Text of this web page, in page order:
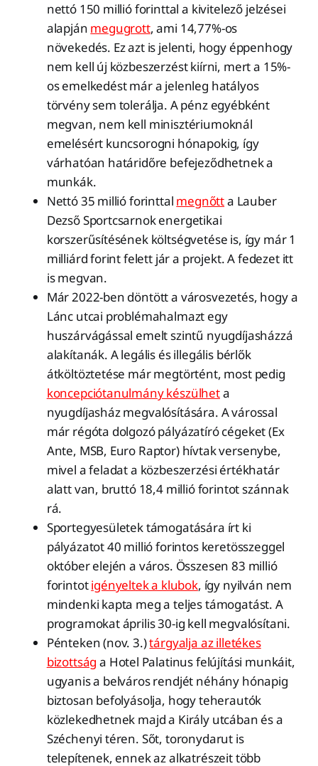
nettó 150 millió forinttal a kivitelező jelzései
alapján megugrott, ami 14,77%-os
növekedés. Ez azt is jelenti, hogy éppenhogy
nem kell új közbeszerzést kiírni, mert a 15%-
os emelkedést már a jelenleg hatályos
törvény sem tolerálja. A pénz egyébként
megvan, nem kell minisztériumoknál
emelésért kuncsorogni hónapokig, így
várhatóan határidőre befejeződhetnek a
munkák.
Nettó 35 millió forinttal megnőtta Lauber
Dezső Sportcsarnok energetikai
korszerűsítésének költségvetése is, így már 1
milliárd forint felett jár a projekt. A fedezet itt
is megvan.
Már 2022-ben döntött a városvezetés, hogy a
Lánc utcai problémahalmazt egy
huszárvágással emelt szintű nyugdíjasházzá
alakítanák. A legális és illegális bérlők
átköltöztetése már megtörtént, most pedig
koncepciótanulmány készülheta
nyugdíjasház megvalósítására. A várossal
már régóta dolgozó pályázatíró cégeket (Ex
Ante, MSB, Euro Raptor) hívtak versenybe,
mivel a feladat a közbeszerzési értékhatár
alatt van, bruttó 18,4 millió forintot szánnak
rá.
Sportegyesületek támogatására írt ki
pályázatot 40 millió forintos keretösszeggel
október elején a város. Összesen 83 millió
forintotigényeltek a klubok, így nyilván nem
mindenki kapta meg a teljes támogatást. A
programokat április 30-ig kell megvalósítani.
Pénteken (nov. 3.)tárgyalja az illetékes
bizottság a Hotel Palatinus felújítási munkáit,
ugyanis a belváros rendjét néhány hónapig
biztosan befolyásolja, hogy teherautók
közlekedhetnek majd a Király utcában és a
Széchenyi téren. Sőt, toronydarut is
telepítenek, ennek az alkatrészeit több